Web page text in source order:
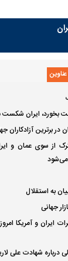
بخورد، ایران شکست
در برترین آزادکاران
از سوی عمان و
می‌شود
جهانی
ایران و آمریکا
درباره شهادت علی